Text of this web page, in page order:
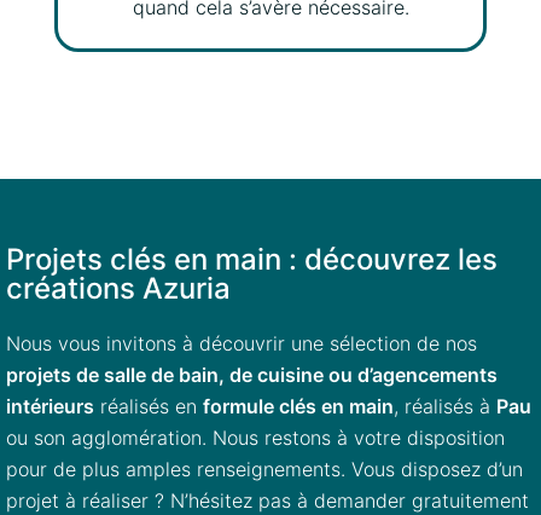
quand cela s’avère nécessaire.
Projets clés en main : découvrez les
créations Azuria
Nous vous invitons à découvrir une sélection de nos
projets de salle de bain, de cuisine ou d’agencements
intérieurs réalisés en formule clés en main, réalisés à Pau
ou son agglomération. Nous restons à votre disposition
pour de plus amples renseignements. Vous disposez d’un
projet à réaliser ? N’hésitez pas à demander gratuitement